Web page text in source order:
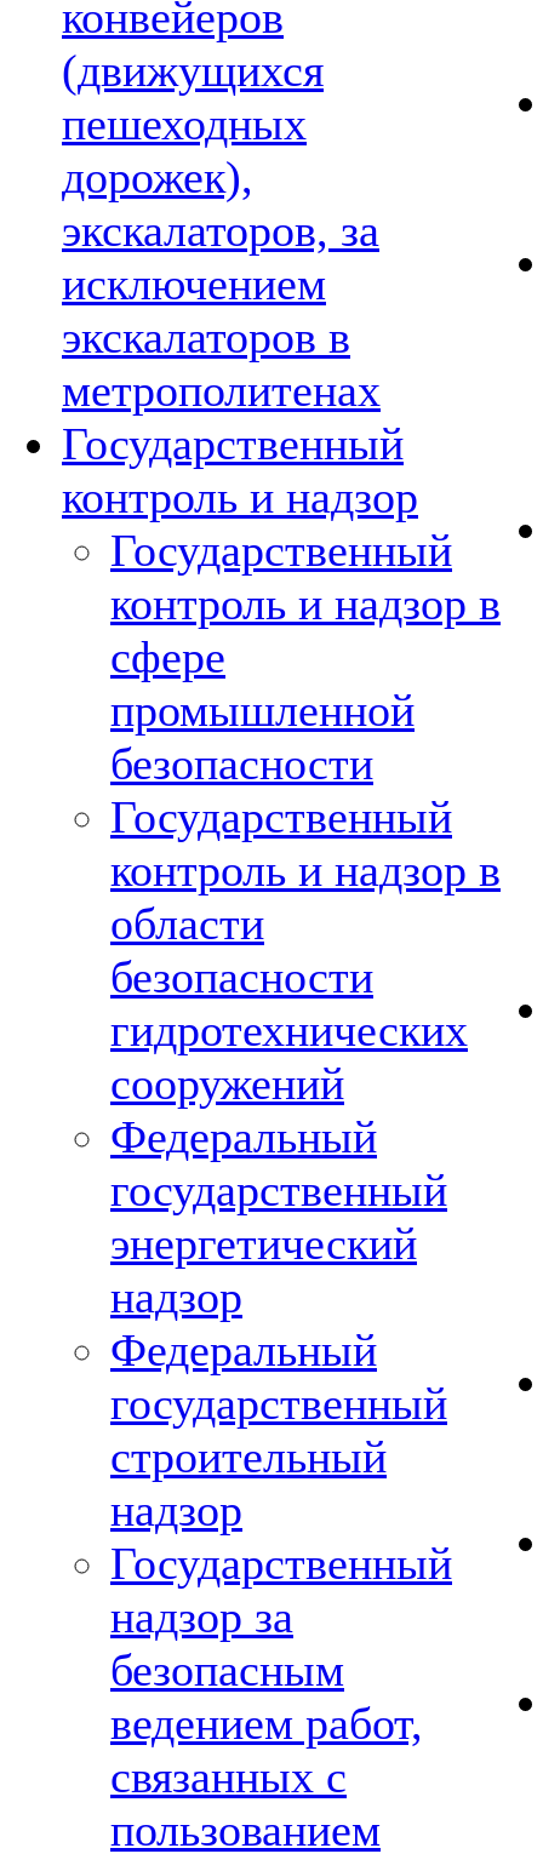
конвейеров
(движущихся
пешеходных
дорожек),
экскалаторов, за
исключением
экскалаторов в
метрополитенах
Государственный
контроль и надзор
Государственный
контроль и надзор в
сфере
промышленной
безопасности
Государственный
контроль и надзор в
области
безопасности
гидротехнических
сооружений
Федеральный
государственный
энергетический
надзор
Федеральный
государственный
строительный
надзор
Государственный
надзор за
безопасным
ведением работ,
связанных с
пользованием